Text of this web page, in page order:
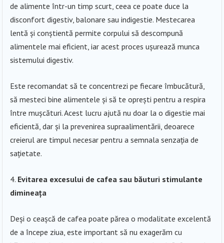
de alimente într-un timp scurt, ceea ce poate duce la
disconfort digestiv, balonare sau indigestie. Mestecarea
lentă și conștientă permite corpului să descompună
alimentele mai eficient, iar acest proces ușurează munca
sistemului digestiv.
Este recomandat să te concentrezi pe fiecare îmbucătură,
să mesteci bine alimentele și să te oprești pentru a respira
între mușcături. Acest lucru ajută nu doar la o digestie mai
eficientă, dar și la prevenirea supraalimentării, deoarece
creierul are timpul necesar pentru a semnala senzația de
sațietate.
Evitarea excesului de cafea sau băuturi stimulante
dimineața
Deși o ceașcă de cafea poate părea o modalitate excelentă
de a începe ziua, este important să nu exagerăm cu